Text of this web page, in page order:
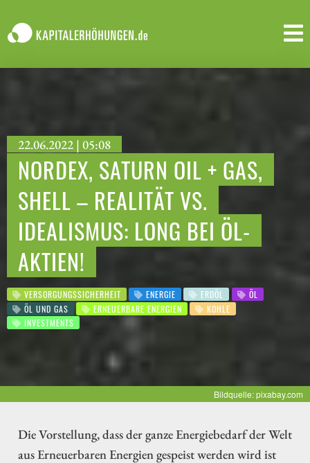
22.06.2022 | 05:08
NORDEX, SATURN OIL + GAS,
SHELL – REALITÄT VS.
IDEALISMUS: LONG BEI ÖL-
AKTIEN!
VERSORGUNGSSICHERHEIT ENERGIE ERDÖL
ÖL
ÖL UND GAS
ERNEUERBARE ENERGIEN
KOHLE
INVESTMENTS
Bildquelle: pixabay.com
Die Vorstellung, dass der ganze Energiebedarf der Welt
aus Erneuerbaren Energien gespeist werden wird ist